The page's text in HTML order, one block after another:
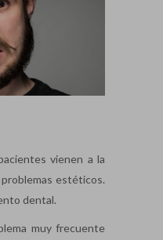
vienen a la
estéticos.
dental.
muy frecuente